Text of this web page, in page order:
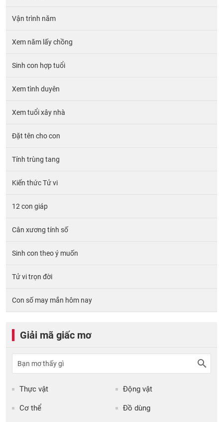
Vận trình năm
Xem năm lấy chồng
Sinh con hợp tuổi
Xem tình duyên
Xem tuổi xây nhà
Đặt tên cho con
Tính trùng tang
Kiến thức Tử vi
12 con giáp
Cân xương tính số
Sinh con theo ý muốn
Tử vi trọn đời
Con số may mắn hôm nay
Giải mã giấc mơ
Thực vật Động vật
Cơ thể Đồ dùng